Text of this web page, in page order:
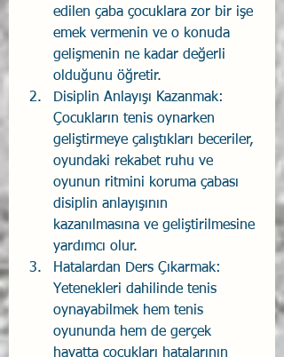
edilen çaba çocuklara zor bir işe
emek vermenin ve o konuda
gelişmenin ne kadar değerli
olduğunu öğretir.
Disiplin Anlayışı Kazanmak:
Çocukların tenis oynarken
geliştirmeye çalıştıkları beceriler,
oyundaki rekabet ruhu ve
oyunun ritmini koruma çabası
disiplin anlayışının
kazanılmasına ve geliştirilmesine
yardımcı olur.
Hatalardan Ders Çıkarmak:
Yetenekleri dahilinde tenis
oynayabilmek hem tenis
oyununda hem de gerçek
hayatta çocukları hatalarının